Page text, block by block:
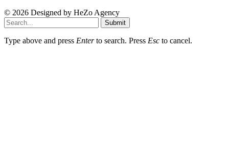
© 2026 Designed by HeZo Agency
Submit
Type above and press Enterto search. Press Esc to cancel.